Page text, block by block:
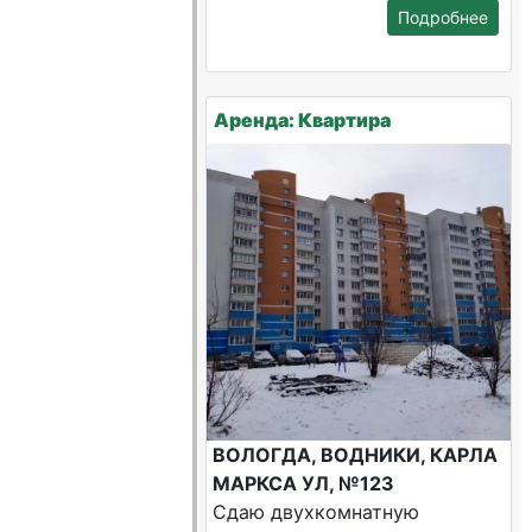
Подробнее
Аренда: Квартира
ВОЛОГДА, ВОДНИКИ, КАРЛА
МАРКСА УЛ, №123
Сдаю двухкомнатную